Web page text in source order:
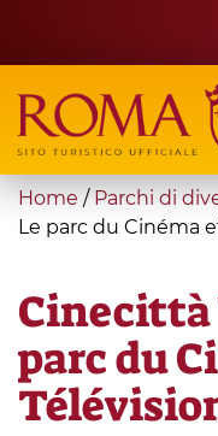
main
content
Search
form
Recherche
You
are
Home / Parchi di
Le parc du Cinéma
Cinecittà
parc du